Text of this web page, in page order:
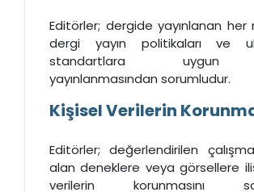
Editörler; dergide yayınlanan her
dergi yayın politikaları ve
standartlara uygun
yayınlanmasından sorumludur.
Kişisel Verilerin
Editörler; değerlendirilen
alan deneklere veya görsellere
verilerin korunmasını